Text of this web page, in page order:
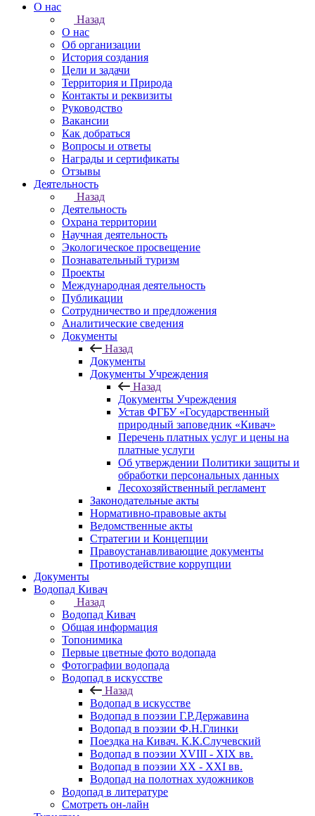
О нас
Назад
О нас
Об организации
История создания
Цели и задачи
Территория и Природа
Контакты и реквизиты
Руководство
Вакансии
Как добраться
Вопросы и ответы
Награды и сертификаты
Отзывы
Деятельность
Назад
Деятельность
Охрана территории
Научная деятельность
Экологическое просвещение
Познавательный туризм
Проекты
Международная деятельность
Публикации
Сотрудничество и предложения
Аналитические сведения
Документы
Назад
Документы
Документы Учреждения
Назад
Документы Учреждения
Устав ФГБУ «Государственный
природный заповедник «Кивач»
Перечень платных услуг и цены на
платные услуги
Об утверждении Политики защиты и
обработки персональных данных
Лесохозяйственный регламент
Законодательные акты
Нормативно-правовые акты
Ведомственные акты
Стратегии и Концепции
Правоустанавливающие документы
Противодействие коррупции
Документы
Водопад Кивач
Назад
Водопад Кивач
Общая информация
Топонимика
Первые цветные фото водопада
Фотографии водопада
Водопад в искусстве
Назад
Водопад в искусстве
Водопад в поэзии Г.Р.Державина
Водопад в поэзии Ф.Н.Глинки
Поездка на Кивач. К.К.Случевский
Водопад в поэзии XVIII - XIX вв.
Водопад в поэзии XX - XXI вв.
Водопад на полотнах художников
Водопад в литературе
Смотреть он-лайн